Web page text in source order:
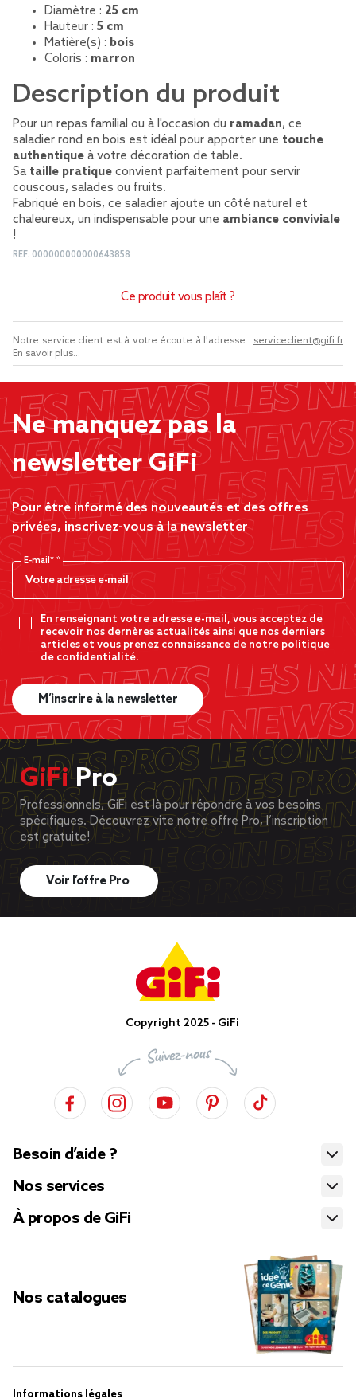
Diamètre : 25 cm
Hauteur : 5 cm
Matière(s) : bois
Coloris : marron
Description du produit
Pour un repas familial ou à l'occasion du ramadan, ce
saladier rond en bois est idéal pour apporter une touche
authentique à votre décoration de table.
Sa taille pratique convient parfaitement pour servir
couscous, salades ou fruits.
Fabriqué en bois, ce saladier ajoute un côté naturel et
chaleureux, un indispensable pour une ambiance conviviale
!
REF. 000000000000643858
Ce produit vous plaît ?
Notre service client est à votre écoute à l'adresse : serviceclient@gifi.fr
En savoir plus...
Ne manquez pas la
newsletter GiFi
Pour être informé des nouveautés et des offres
privées, inscrivez-vous à la newsletter
E-mail*
En renseignant votre adresse e-mail, vous acceptez de
recevoir nos dernères actualités ainsi que nos derniers
articles et vous prenez connaissance de notre politique
de confidentialité.
M’inscrire à la newsletter
GiFiPro
Professionnels, GiFi est là pour répondre à vos besoins
spécifiques. Découvrez vite notre offre Pro, l’inscription
est gratuite!
Voir l’offre Pro
Copyright 2025 - GiFi
Besoin d’aide ?
Nos services
À propos de GiFi
Nos catalogues
Informations légales